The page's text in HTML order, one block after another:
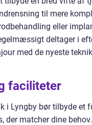
til mere
eller
deltager i
med de nyeste
faciliteter
i Lyngby bør tilbyde et
der matcher dine